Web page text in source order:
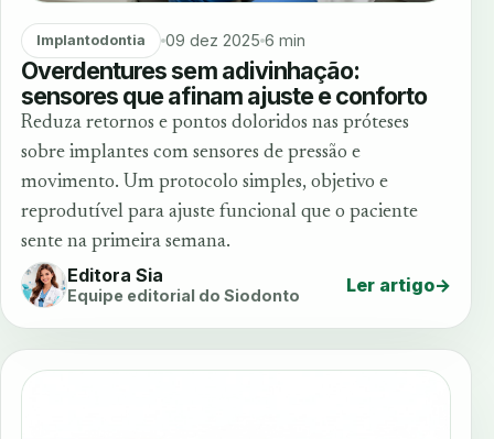
Implantodontia 09 dez 2025 6 min
Overdentures sem adivinhação:
sensores que afinam ajuste e conforto
Reduza retornos e pontos doloridos nas próteses
sobre implantes com sensores de pressão e
movimento. Um protocolo simples, objetivo e
reprodutível para ajuste funcional que o paciente
sente na primeira semana.
Editora Sia
Equipe editorial do Siodonto Ler artigo→